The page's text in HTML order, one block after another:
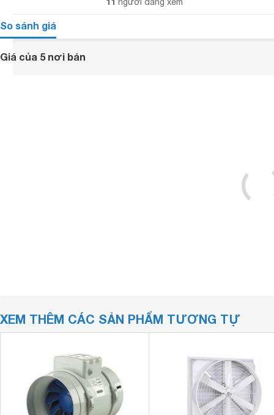
So sánh giá
Giá của 5 nơi bán
XEM THÊM CÁC SẢN PHẨM TƯƠNG TỰ